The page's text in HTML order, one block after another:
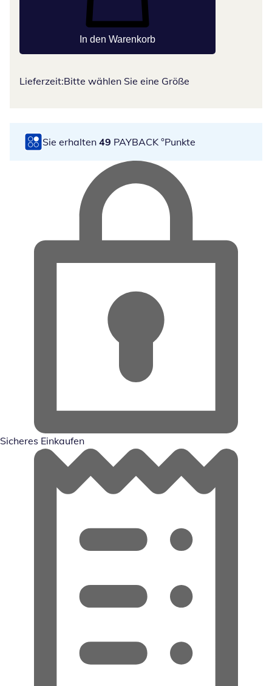
In den Warenkorb
Lieferzeit:Bitte wählen Sie eine Größe
Sie erhalten 49 PAYBACK °Punkte
Sicheres Einkaufen